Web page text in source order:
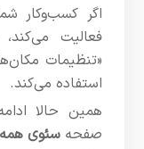
اگر کسب‌وکار
فعالیت
استفاده می‌کند.
همین حالا
صفحهسئوی